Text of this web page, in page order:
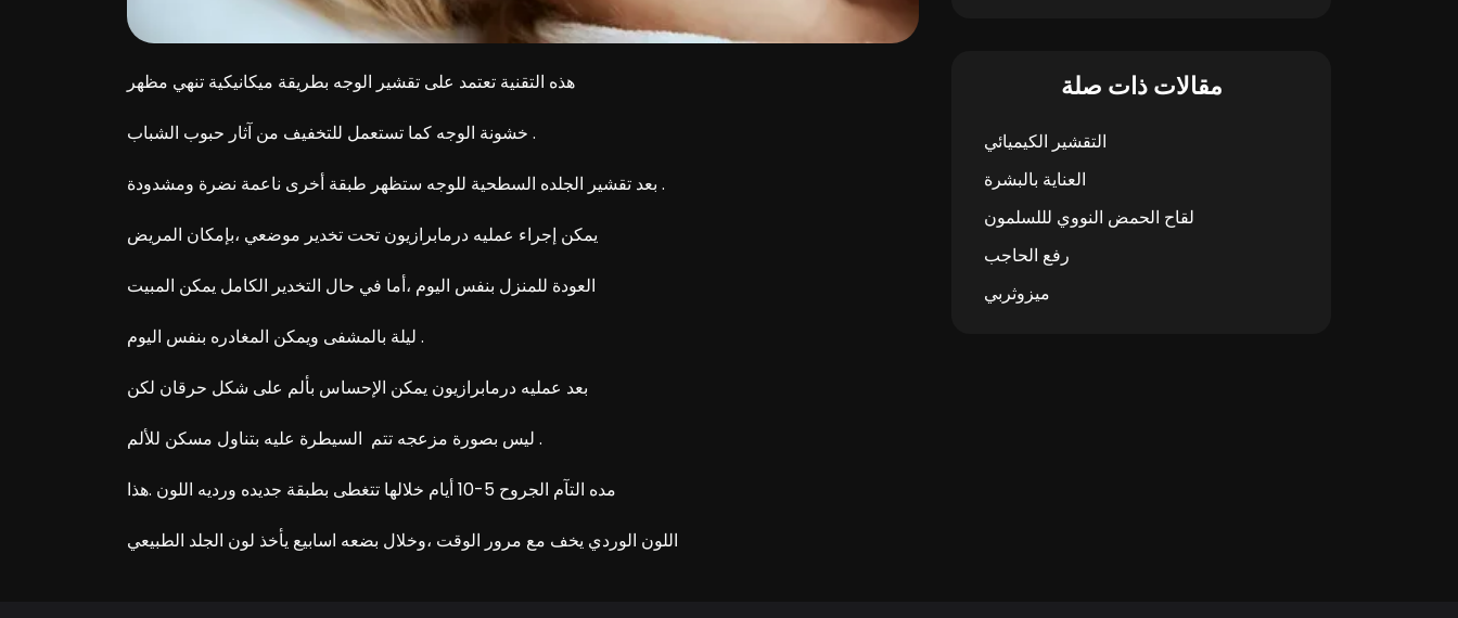
هذه التقنية تعتمد على تقشير الوجه بطريقة ميكانيكية تنهي مظهر
خشونة الوجه كما تستعمل للتخفيف من آثار حبوب الشباب .
بعد تقشير الجلده السطحية للوجه ستظهر طبقة أخرى ناعمة نضرة ومشدودة .
يمكن إجراء عمليه درمابرازيون تحت تخدير موضعي ،بإمكان المريض
العودة للمنزل بنفس اليوم ،أما في حال التخدير الكامل يمكن المبيت
ليلة بالمشفى ويمكن المغادره بنفس اليوم .
بعد عمليه درمابرازيون يمكن الإحساس بألم على شكل حرقان لكن
ليس بصورة مزعجه تتم السيطرة عليه بتناول مسكن للألم .
مده التآم الجروح 5-10 أيام خلالها تتغطى بطبقة جديده ورديه اللون .هذا
اللون الوردي يخف مع مرور الوقت ،وخلال بضعه اسابيع يأخذ لون الجلد الطبيعي
مقالات ذات صلة
التقشير الكيميائي
العناية بالبشرة
لقاح الحمض النووي لللسلمون
رفع الحاجب
ميزوثربي